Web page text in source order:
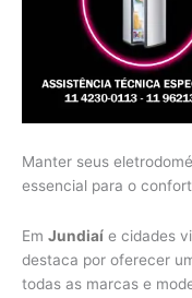
Manter seus
essencial para o
Em Jundiaí e cidades
destaca por oferecer
todas as marcas e